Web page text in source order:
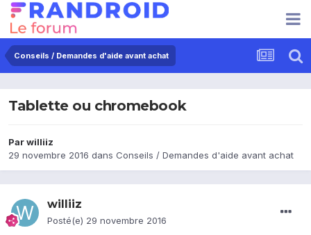
Conseils / Demandes d'aide avant achat
Tablette ou chromebook
Parwilliiz
29 novembre 2016 dans Conseils / Demandes d'aide avant achat
williiz
Posté(e) 29 novembre 2016